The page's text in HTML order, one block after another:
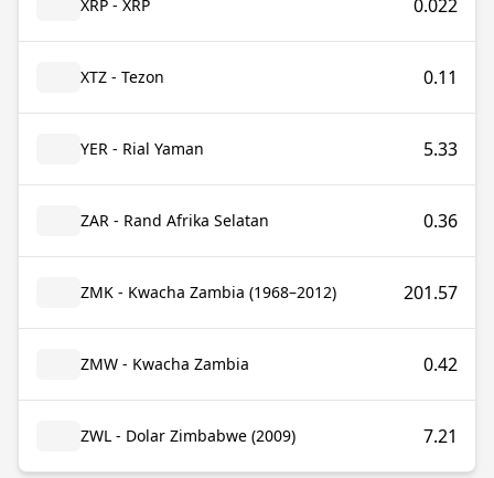
XRP - XRP 0.022
XTZ - Tezon 0.11
YER - Rial Yaman 5.33
ZAR - Rand Afrika Selatan 0.36
ZMK - Kwacha Zambia (1968–2012) 201.57
ZMW - Kwacha Zambia 0.42
ZWL - Dolar Zimbabwe (2009) 7.21